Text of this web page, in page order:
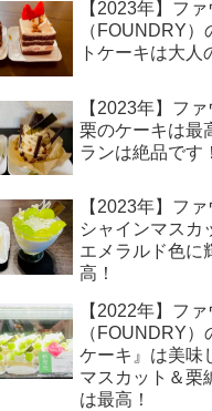
【2023年】フ
（FOUNDRY
トケーキは大人
【2023年】フ
栗のケーキは最
ランは絶品です！
【2023年】フ
シャインマスカ
エメラルド色に
高！
【2022年】フ
（FOUNDRY）
ケーキ』は美味
マスカット＆栗
は最高！